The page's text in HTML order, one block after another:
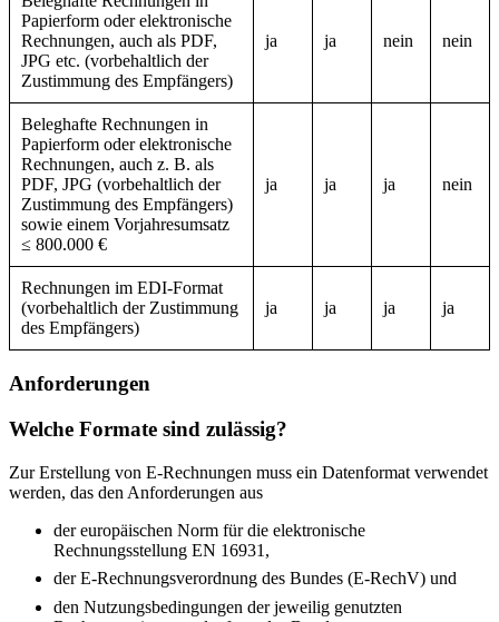
Papierform oder elektronische
Rechnungen, auch als PDF,
JPG etc. (vorbehaltlich der
Zustimmung des Empfängers)
ja ja nein nein
Beleghafte Rechnungen in
Papierform oder elektronische
Rechnungen, auch z. B. als
PDF, JPG (vorbehaltlich der
Zustimmung des Empfängers)
sowie einem Vorjahresumsatz
≤ 800.000 €
ja ja ja nein
Rechnungen im EDI-Format
(vorbehaltlich der Zustimmung
des Empfängers)
ja ja ja ja
Anforderungen
Welche Formate sind zulässig?
Zur Erstellung von E-Rechnungen muss ein Datenformat verwendet
werden, das den Anforderungen aus
der europäischen Norm für die elektronische
Rechnungsstellung EN 16931,
der E-Rechnungsverordnung des Bundes (E-RechV) und
den Nutzungsbedingungen der jeweilig genutzten